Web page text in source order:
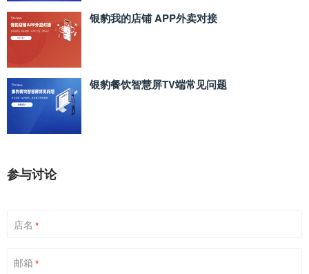
银豹我的店铺 APP外卖对接
银豹餐饮智慧屏TV端常见问题
参与讨论
店名 *
邮箱 *